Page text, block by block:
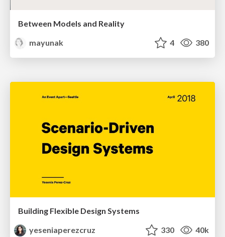
Between Models and Reality
mayunak
4 380
Building Flexible Design Systems
yeseniaperezcruz
330 40k